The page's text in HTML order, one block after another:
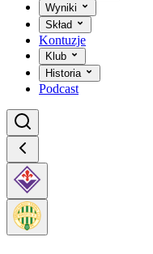
Wyniki
Skład
Kontuzje
Klub
Historia
Podcast